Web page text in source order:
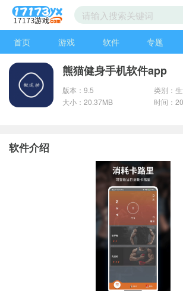
首页 游戏 软件 专题
熊猫健身手机软件app
版本：9.5
类别：
大小：20.37MB
时间：
软件介绍